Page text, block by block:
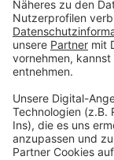
Die Pink Ladies
verändern und
Anzeige